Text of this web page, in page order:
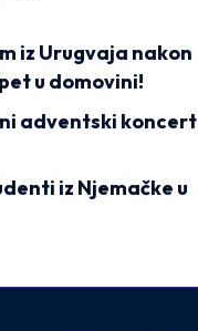
iz Urugvaja nakon
u domovini!
adventski koncert
iz Njemačke u